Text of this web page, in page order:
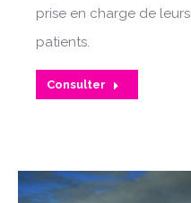
prise en charge de
patients.
Consulter